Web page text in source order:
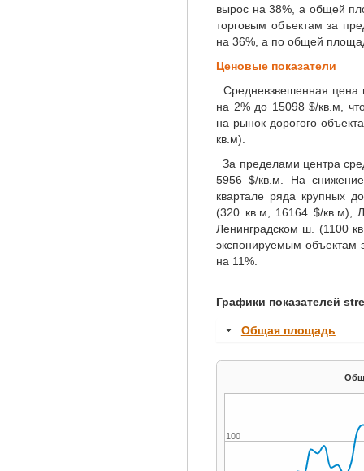
вырос на 38%, а общей
торговым объектам за
на 36%, а по общей
Ценовые показатели
Средневзвешенная цена
на 2% до 15098 $/кв.м,
на рынок дорогого
кв.м).
За пределами центра
5956 $/кв.м. На
квартале ряда крупных
(320 кв.м, 16164 $/кв.м),
Ленинградском ш. (1100
экспонируемым объектам
на 11%.
Графики показателей
Общая площадь
100
250